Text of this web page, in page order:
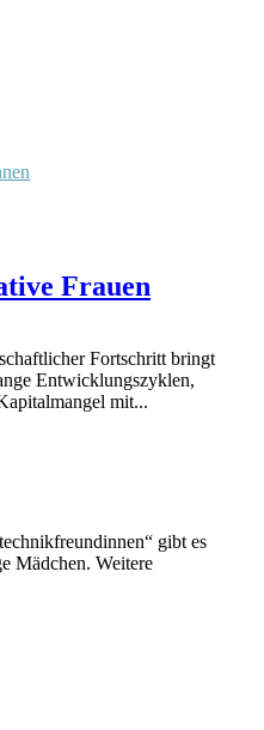
Frauen
Fortschritt bringt
Entwicklungszyklen,
mit...
gibt es
Mädchen. Weitere